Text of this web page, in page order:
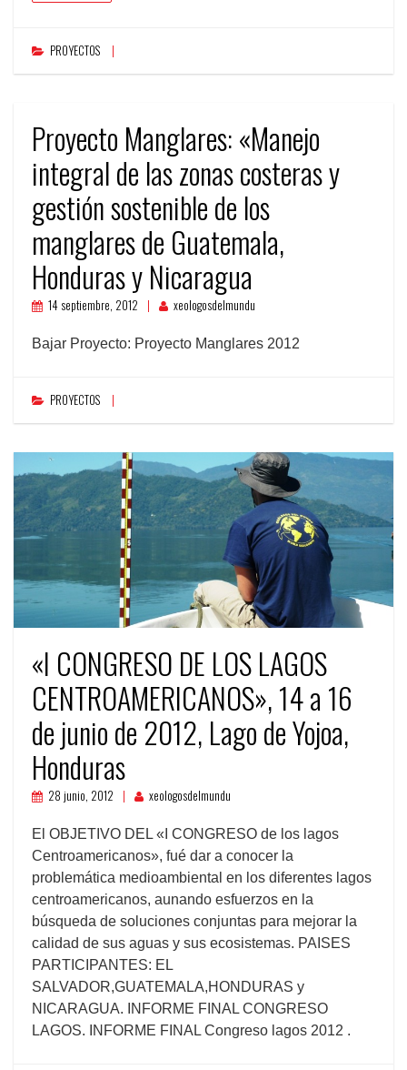
PROYECTOS
Proyecto Manglares: «Manejo
integral de las zonas costeras y
gestión sostenible de los
manglares de Guatemala,
Honduras y Nicaragua
14 septiembre, 2012 xeologosdelmundu
Bajar Proyecto: Proyecto Manglares 2012
PROYECTOS
«I CONGRESO DE LOS LAGOS
CENTROAMERICANOS», 14 a 16
de junio de 2012, Lago de Yojoa,
Honduras
28 junio, 2012 xeologosdelmundu
El OBJETIVO DEL «I CONGRESO de los lagos
Centroamericanos», fué dar a conocer la
problemática medioambiental en los diferentes lagos
centroamericanos, aunando esfuerzos en la
búsqueda de soluciones conjuntas para mejorar la
calidad de sus aguas y sus ecosistemas. PAISES
PARTICIPANTES: EL
SALVADOR,GUATEMALA,HONDURAS y
NICARAGUA. INFORME FINAL CONGRESO
LAGOS. INFORME FINAL Congreso lagos 2012 .